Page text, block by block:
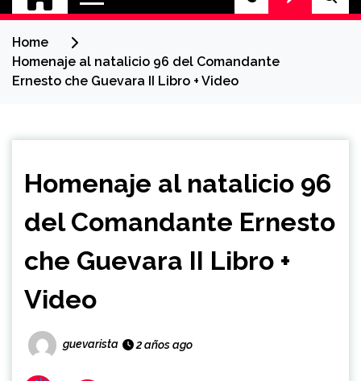
Home
Homenaje al natalicio 96 del Comandante
Ernesto che Guevara II Libro + Video
Homenaje al natalicio 96
del Comandante Ernesto
che Guevara II Libro +
Video
guevarista 2 años ago